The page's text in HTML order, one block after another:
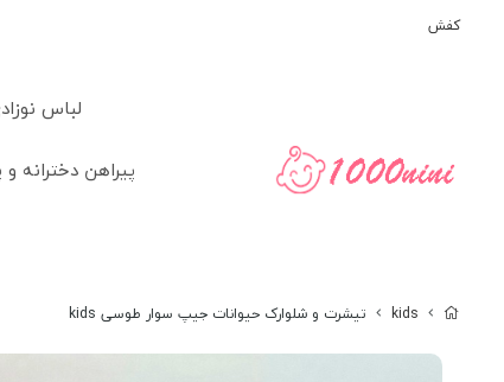
کفش
لباس
پیراهن دخترانه و
kids تیشرت و شلوارک حیوانات جیپ سوار طوسی kids